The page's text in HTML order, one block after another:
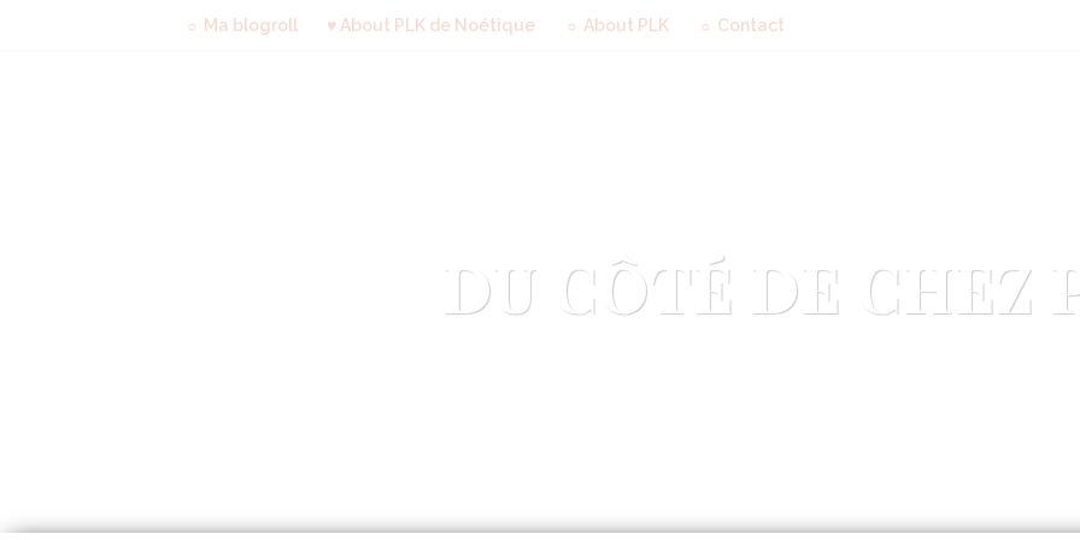
☼ Ma blogroll ♥ About PLK de Noétique ☼ About PLK ☼ Contact
DU CÔTÉ DE CHEZ